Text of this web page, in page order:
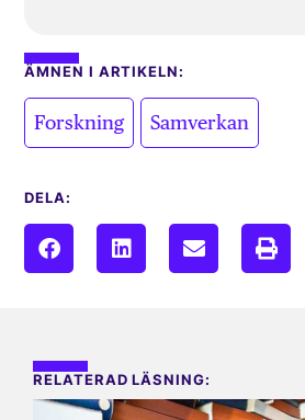
ÄMNEN I ARTIKELN:
Forskning Samverkan
DELA:
RELATERAD LÄSNING: